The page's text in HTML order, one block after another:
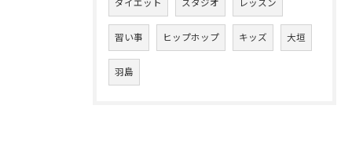
ダイエット スタジオ レッスン
習い事 ヒップホップ キッズ 大垣
羽島